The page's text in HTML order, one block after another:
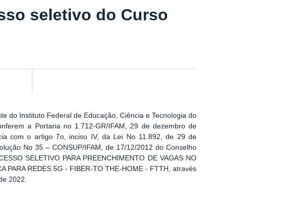
seletivo do Curso
do Instituto Federal de Educação, Ciência e Tecnologia do
a Portaria no 1.712-GR/IFAM, 29 de dezembro de
com o artigo 7o, inciso IV, da Lei No 11.892, de 29 de
No 35 – CONSUP/IFAM, de 17/12/2012 do Conselho
SELETIVO PARA PREENCHIMENTO DE VAGAS NO
PARA REDES 5G - FIBER-TO THE-HOME - FTTH, através
2022.